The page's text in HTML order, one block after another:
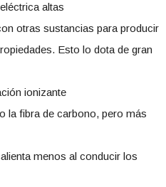
altas
otras sustancias para producir
Esto lo dota de gran
ionizante
la fibra de carbono, pero más
menos al conducir los